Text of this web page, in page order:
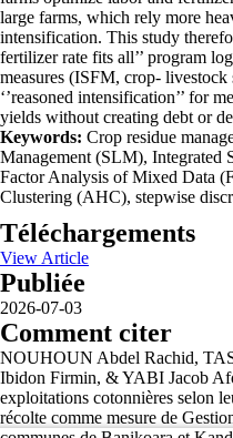
large farms, which rely more
intensification. This study
fertilizer rate fits all’’ program
measures (ISFM, crop- livestock
‘’reasoned intensification’’ for
yields without creating debt or
Keywords: Crop residue
Management (SLM), Integrated
Factor Analysis of Mixed Data
Clustering (AHC), stepwise
Téléchargements
View Article
Publiée
2026-07-03
Comment citer
NOUHOUN Abdel Rachid,
Ibidon Firmin, & YABI Jacob
exploitations cotonnières selon
récolte comme mesure de